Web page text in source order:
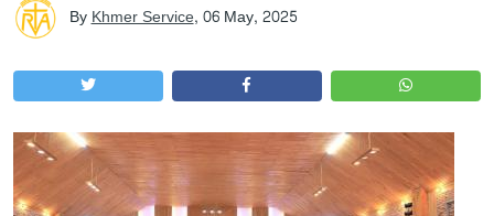
ByKhmer Service, 06 May, 2025